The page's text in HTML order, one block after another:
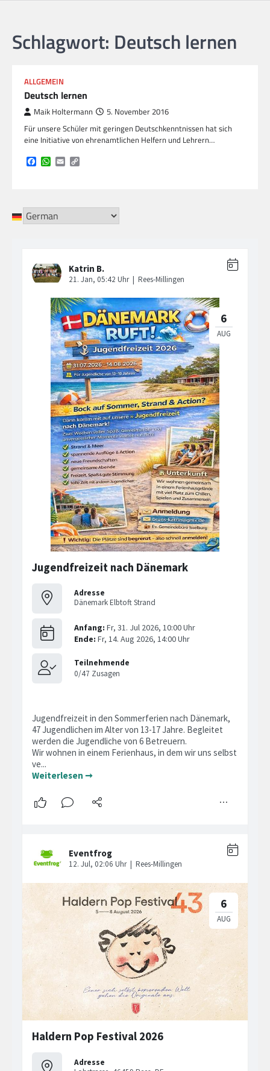
Schlagwort: Deutsch lernen
ALLGEMEIN
Deutsch lernen
Maik Holtermann 5. November 2016
Für unsere Schüler mit geringen Deutschkenntnissen hat sich
eine Initiative von ehrenamtlichen Helfern und Lehrern…
Facebook
WhatsApp
Email